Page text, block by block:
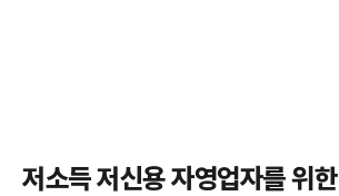
저소득 저신용 자영업자를 위한